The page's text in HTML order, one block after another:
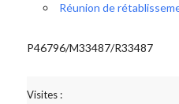
Réunion de
P46796/M33487/R33487
Visites :